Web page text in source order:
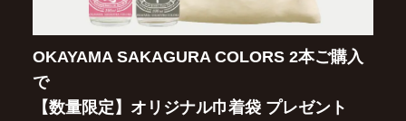
OKAYAMA SAKAGURA COLORS 2本ご購入
で
【数量限定】オリジナル巾着袋 プレゼント